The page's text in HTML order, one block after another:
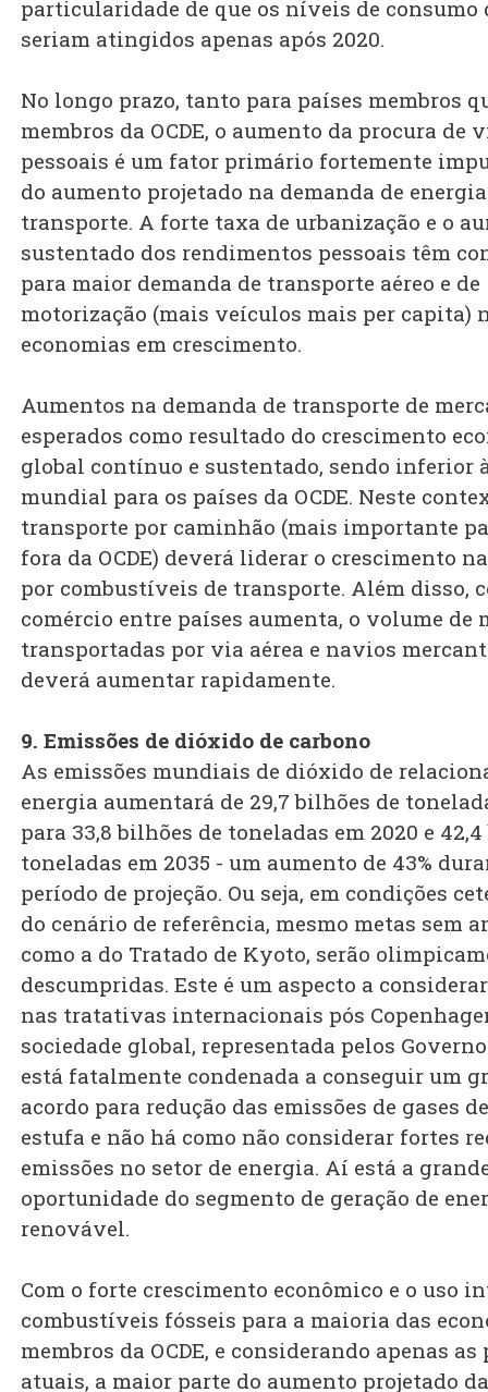
particularidade de que os níveis de consumo
seriam atingidos apenas após 2020.
No longo prazo, tanto para países membros
membros da OCDE, o aumento da procura de
pessoais é um fator primário fortemente
do aumento projetado na demanda de
transporte. A forte taxa de urbanização e o
sustentado dos rendimentos pessoais têm
para maior demanda de transporte aéreo e de
motorização (mais veículos mais per capita)
economias em crescimento.
Aumentos na demanda de transporte de
esperados como resultado do crescimento
global contínuo e sustentado, sendo inferior
mundial para os países da OCDE. Neste
transporte por caminhão (mais importante
fora da OCDE) deverá liderar o crescimento
por combustíveis de transporte. Além disso,
comércio entre países aumenta, o volume de
transportadas por via aérea e navios
deverá aumentar rapidamente.
9. Emissões de dióxido de carbono
As emissões mundiais de dióxido de
energia aumentará de 29,7 bilhões de
para 33,8 bilhões de toneladas em 2020 e
toneladas em 2035 - um aumento de 43%
período de projeção. Ou seja, em condições
do cenário de referência, mesmo metas sem
como a do Tratado de Kyoto, serão
descumpridas. Este é um aspecto a
nas tratativas internacionais pós
sociedade global, representada pelos
está fatalmente condenada a conseguir um
acordo para redução das emissões de gases
estufa e não há como não considerar fortes
emissões no setor de energia. Aí está a
oportunidade do segmento de geração de
renovável.
Com o forte crescimento econômico e o uso
combustíveis fósseis para a maioria das
membros da OCDE, e considerando apenas
atuais, a maior parte do aumento projetado